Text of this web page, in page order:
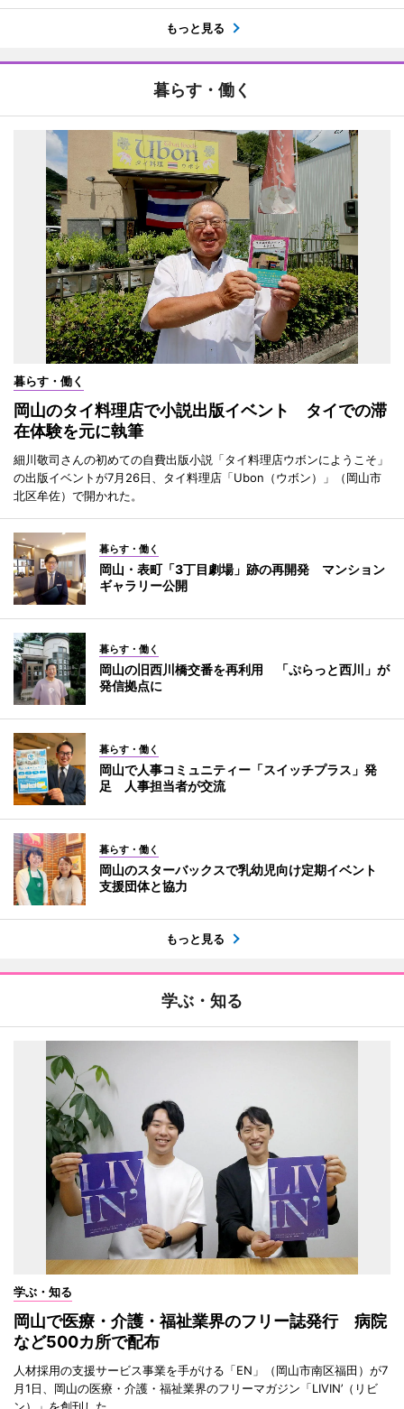
もっと見る
暮らす・働く
暮らす・働く
岡山のタイ料理店で小説出版イベント タイでの滞
在体験を元に執筆
細川敬司さんの初めての自費出版小説「タイ料理店ウボンにようこそ」
の出版イベントが7月26日、タイ料理店「Ubon（ウボン）」（岡山市
北区牟佐）で開かれた。
暮らす・働く
岡山・表町「3丁目劇場」跡の再開発 マンション
ギャラリー公開
暮らす・働く
岡山の旧西川橋交番を再利用 「ぷらっと西川」が
発信拠点に
暮らす・働く
岡山で人事コミュニティー「スイッチプラス」発
足 人事担当者が交流
暮らす・働く
岡山のスターバックスで乳幼児向け定期イベント
支援団体と協力
もっと見る
学ぶ・知る
学ぶ・知る
岡山で医療・介護・福祉業界のフリー誌発行 病院
など500カ所で配布
人材採用の支援サービス事業を手がける「EN」（岡山市南区福田）が7
月1日、岡山の医療・介護・福祉業界のフリーマガジン「LIVIN’（リビ